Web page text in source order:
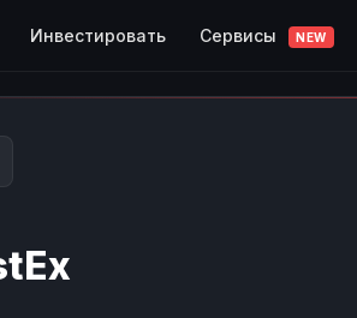
Инвестировать Сервисы NEW